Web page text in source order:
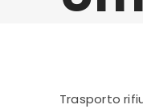
Trasporto